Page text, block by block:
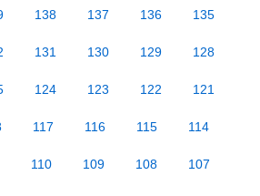
138 137 136 135
131 130 129 128
124 123 122 121
117 116 115 114
110 109 108 107